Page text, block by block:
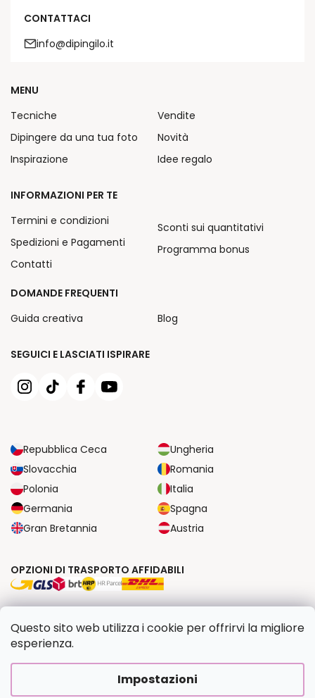
Questo sito web utilizza i cookie per offrirvi la migliore
esperienza.
Impostazioni
CONTATTACI
info@dipingilo.it
SEGUICI E LASCIATI ISPIRARE
Repubblica Ceca
Ungheria
Slovacchia
Romania
Polonia
Italia
Germania
Spagna
Gran Bretannia
Austria
MENU
Tecniche
Dipingere da una tua foto
Inspirazione
Vendite
Novità
Idee regalo
INFORMAZIONI PER TE
Termini e condizioni
Spedizioni e Pagamenti
Contatti
Sconti sui quantitativi
Programma bonus
DOMANDE FREQUENTI
Guida creativa
Blog
OPZIONI DI TRASPORTO AFFIDABILI
Creato da Shoptet Premium|UpraviloFV STUDIO
Copyright 2026Dipingilo.it. Tutti i diritti riservati.